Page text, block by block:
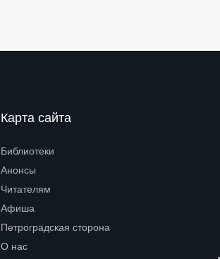
Карта сайта
Библиотеки
Анонсы
Читателям
Афиша
Петроградская сторона
О нас